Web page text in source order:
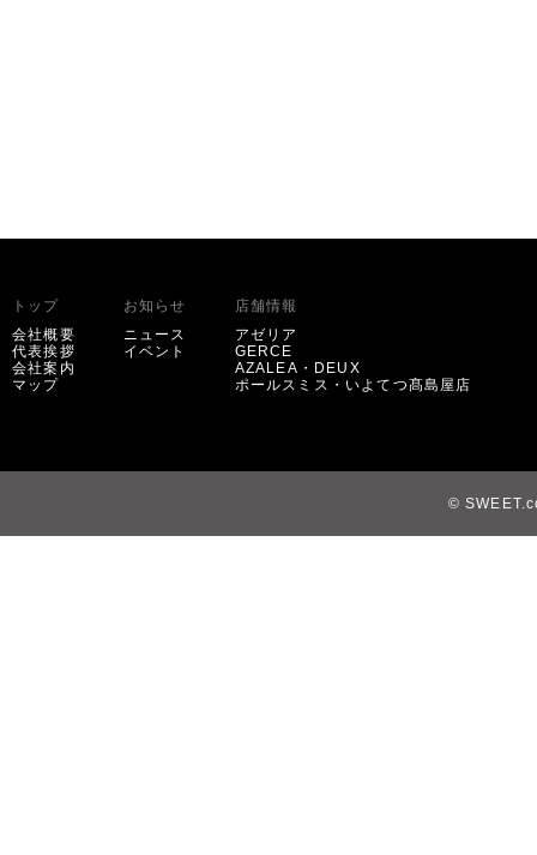
トップ
会社概要
代表挨拶
会社案内
マップ
お知らせ
ニュース
イベント
店舗情報
アゼリア
GERCE
AZALEA・DEUX
ポールスミス・いよてつ髙島屋店
©